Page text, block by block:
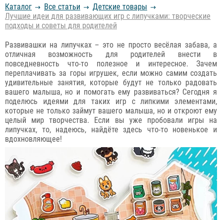
Каталог Все статьи
Детские товары
Лучшие идеи для развивающих игр с липучками: творческие
подходы и советы для родителей
Развивашки на липучках – это не просто весёлая забава, а
отличная возможность для родителей внести в
повседневность что-то полезное и интересное. Зачем
переплачивать за горы игрушек, если можно самим создать
удивительные занятия, которые будут не только радовать
вашего малыша, но и помогать ему развиваться? Сегодня я
поделюсь идеями для таких игр с липкими элементами,
которые не только займут вашего малыша, но и откроют ему
целый мир творчества. Если вы уже пробовали игры на
липучках, то, надеюсь, найдёте здесь что-то новенькое и
вдохновляющее!